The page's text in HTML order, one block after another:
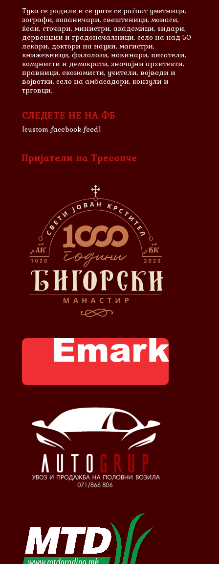
Тука се родиле и сe уште се раѓаат уметници,
зографи, копаничари, свештеници, монаси,
ќеаи, сточари, министри, академици, ѕидари,
дервенџии и градоначалници, село на над 50
лекари, доктори на науки, магистри,
книжевници, филолози, новинари, писатели,
комунисти и демократи, значајни архитекти,
правници, економисти, учители, војводи и
војвотки, село на амбасадори, конзули и
трговци.
СЛЕДЕТЕ НЕ НА ФБ
[custom-facebook-feed]
Пријатели на Тресонче